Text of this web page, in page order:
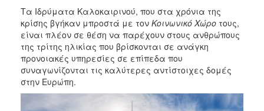
Τα Ιδρύματα Καλοκαιρινού, που στα χρόνια της
κρίσης βγήκαν μπροστά με τον Κοινωνικό Χώρο τους,
είναι πλέον σε θέση να παρέχουν στους ανθρώπους
της τρίτης ηλικίας που βρίσκονται σε ανάγκη
προνοιακές υπηρεσίες σε επίπεδα που
συναγωνίζονται τις καλύτερες αντίστοιχες δομές
στην Ευρώπη.